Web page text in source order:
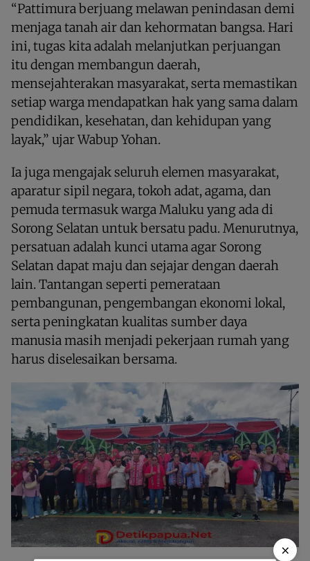
“Pattimura berjuang melawan penindasan demi
menjaga tanah air dan kehormatan bangsa. Hari
ini, tugas kita adalah melanjutkan perjuangan
itu dengan membangun daerah,
mensejahterakan masyarakat, serta memastikan
setiap warga mendapatkan hak yang sama dalam
pendidikan, kesehatan, dan kehidupan yang
layak,” ujar Wabup Yohan.
Ia juga mengajak seluruh elemen masyarakat,
aparatur sipil negara, tokoh adat, agama, dan
pemuda termasuk warga Maluku yang ada di
Sorong Selatan untuk bersatu padu. Menurutnya,
persatuan adalah kunci utama agar Sorong
Selatan dapat maju dan sejajar dengan daerah
lain. Tantangan seperti pemerataan
pembangunan, pengembangan ekonomi lokal,
serta peningkatan kualitas sumber daya
manusia masih menjadi pekerjaan rumah yang
harus diselesaikan bersama.
×